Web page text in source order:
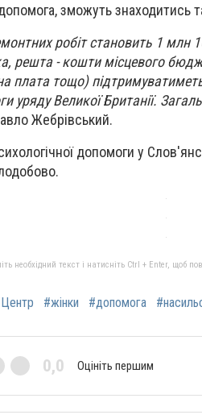
зможуть знаходитись
робіт становить 1 млн
решта - кошти місцевого
плата тощо)
уряду Великої Британії.
Жебрівський.
допомоги у
необхідний текст і натисніть Ctrl + Enter, щоб
#жінки #допомога
0,0 Оцініть першим